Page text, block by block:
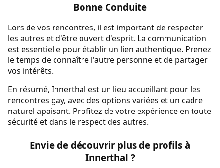
Bonne Conduite
Lors de vos rencontres, il est important de respecter
les autres et d'être ouvert d'esprit. La communication
est essentielle pour établir un lien authentique. Prenez
le temps de connaître l'autre personne et de partager
vos intérêts.
En résumé, Innerthal est un lieu accueillant pour les
rencontres gay, avec des options variées et un cadre
naturel apaisant. Profitez de votre expérience en toute
sécurité et dans le respect des autres.
Envie de découvrir plus de profils à
Innerthal ?